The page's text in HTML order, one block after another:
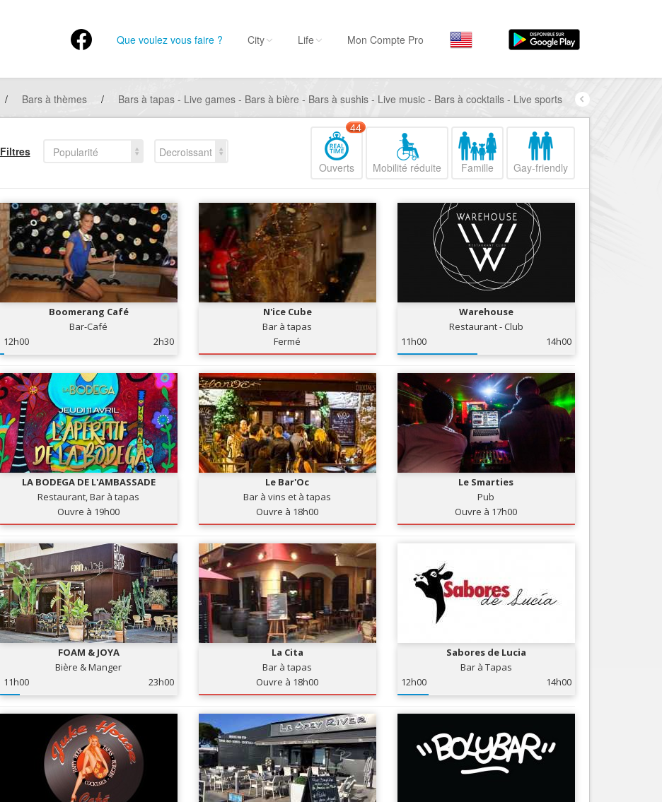
Que voulez vous faire ?
Par activité
Hôtels, ...
Visiter
Sortir
Restaurants, ...
Commerces
Plages, sports, ...
Services
Tourisme, ...
Par quartiers
Nice Promenade du
Nice le Port
Nice le Vieux Nice
Nice la plaine du Var
Nice Aéroport
City Life Mon Compte Pro
/ Bars à thèmes / Bars à tapas - Live games - Bars à bière - Bars à sushis - Live music - Bars à cocktails - Live sports
Filtres Popularité
Decroissant
Ouverts
44
Mobilité réduite Famille Gay-friendly
Boomerang Café
Bar-Café
12h00
2h30
N'ice Cube
Bar à tapas
Fermé
Warehouse
Restaurant - Club
11h00
14h00
LA BODEGA DE L'AMBASSADE
Restaurant, Bar à tapas
Ouvre à 19h00
Le Bar'Oc
Bar à vins et à tapas
Ouvre à 18h00
Le Smarties
Pub
Ouvre à 17h00
FOAM & JOYA
Bière & Manger
11h00
23h00
La Cita
Bar à tapas
Ouvre à 18h00
Sabores de Lucia
Bar à Tapas
12h00
14h00